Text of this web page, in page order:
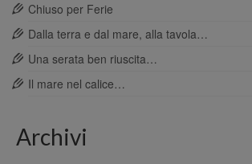
Chiuso per Ferie
Dalla terra e dal mare, alla tavola…
Una serata ben riuscita…
Il mare nel calice…
Archivi